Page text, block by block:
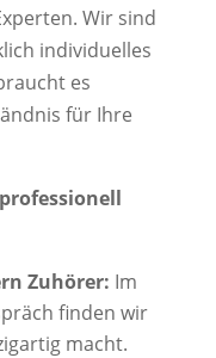
Wir sind
individuelles
es
für Ihre
Zuhörer: Im
finden wir
macht.